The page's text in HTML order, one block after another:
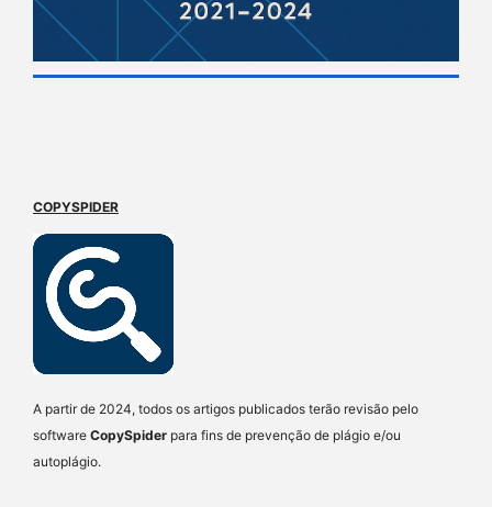
COPYSPIDER
A partir de 2024, todos os artigos publicados terão revisão pelo
software CopySpider para fins de prevenção de plágio e/ou
autoplágio.